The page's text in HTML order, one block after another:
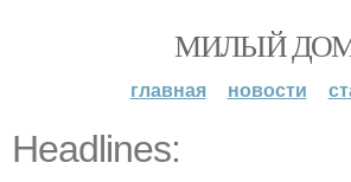
МИЛЫЙ
главная новости
Headlines: